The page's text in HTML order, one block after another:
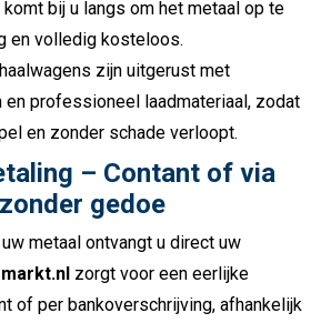
komt bij u langs om het metaal op te
en volledig kosteloos.
zijn uitgerust met
professioneel laadmateriaal, zodat
en zonder schade verloopt.
– Contant of via
gedoe
metaal ontvangt u direct uw
zorgt voor een eerlijke
of per bankoverschrijving, afhankelijk